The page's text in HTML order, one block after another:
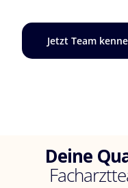
Jetzt Team
Deine